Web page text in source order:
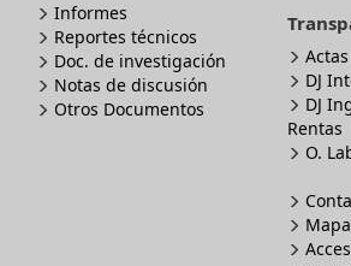
Informes
Reportes técnicos
Doc. de investigación
Notas de discusión
Otros Documentos
Actas
DJ
DJ
Rentas
O.